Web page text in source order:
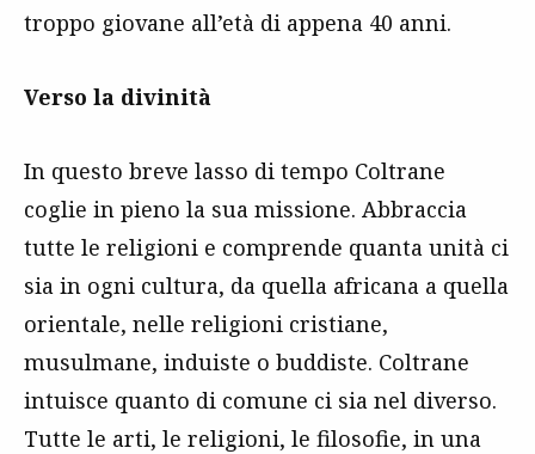
troppo giovane all’età di appena 40 anni.
Verso la divinità
In questo breve lasso di tempo Coltrane
coglie in pieno la sua missione. Abbraccia
tutte le religioni e comprende quanta unità ci
sia in ogni cultura, da quella africana a quella
orientale, nelle religioni cristiane,
musulmane, induiste o buddiste. Coltrane
intuisce quanto di comune ci sia nel diverso.
Tutte le arti, le religioni, le filosofie, in una